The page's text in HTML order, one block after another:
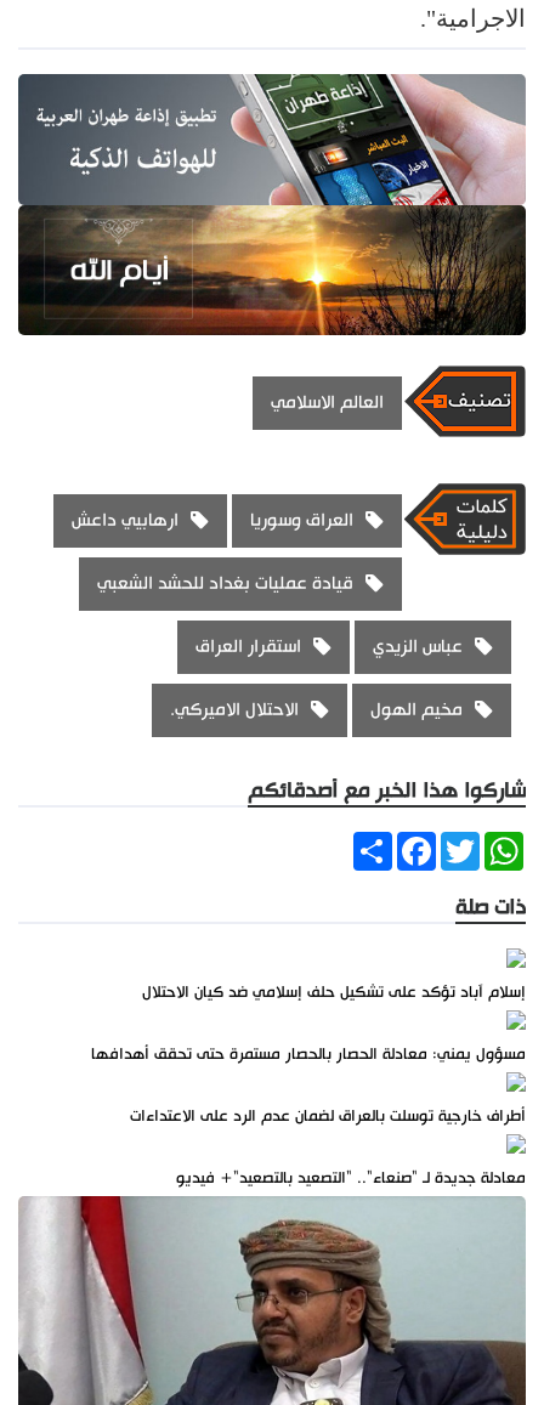
الاجرامية".
العالم الاسلامي
العراق وسوريا ارهابيي داعش
قيادة عمليات بغداد للحشد الشعبي
عباس الزيدي استقرار العراق
مخيم الهول الاحتلال الاميركي.
شاركوا هذا الخبر مع أصدقائكم
ShareFacebookTwitter
WhatsApp
ذات صلة
إسلام آباد تؤكد على تشكيل حلف إسلامي ضد كيان الاحتلال
مسؤول يمني: معادلة الحصار بالحصار مستمرة حتى تحقق أهدافها
أطراف خارجية توسلت بالعراق لضمان عدم الرد على الاعتداءات
معادلة جديدة لـ "صنعاء".. "التصعيد بالتصعيد"+ فيديو